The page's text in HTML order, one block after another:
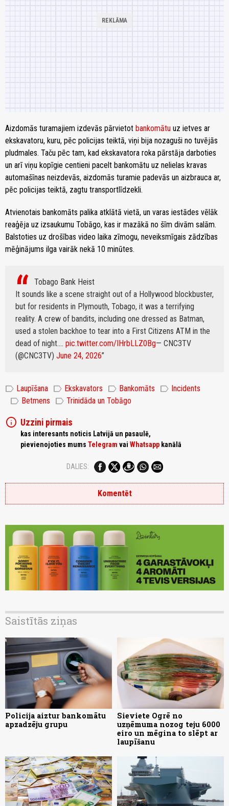
Aizdomās turamajiem izdevās pārvietot bankomātu uz ietves ar
ekskavatoru, kuru, pēc policijas teiktā, viņi bija nozaguši no tuvējās
pludmales. Taču pēc tam, kad ekskavatora roka pārstāja darboties
un arī viņu kopīgie centieni pacelt bankomātu uz nelielas kravas
automašīnas neizdevās, aizdomās turamie padevās un aizbrauca ar,
pēc policijas teiktā, zagtu transportlīdzekli.
Atvienotais bankomāts palika atklātā vietā, un varas iestādes vēlāk
reaģēja uz izsaukumu Tobāgo, kas ir mazākā no šīm divām salām.
Balstoties uz drošības video laika zīmogu, neveiksmīgais zādzības
mēģinājums ilga vairāk nekā 10 minūtes.
Tobago Bank Heist
It sounds like a scene straight out of a Hollywood blockbuster,
but for residents in Plymouth, Tobago, it was a terrifying
reality. A crew of bandits, including one dressed as Batman,
used a stolen backhoe to tear into a First Citizens ATM in the
dead of night.… pic.twitter.com/IHrbLLZ0Bg— CNC3TV
(@CNC3TV) June 24, 2026
label Laupīšana label Ekskavators label Bankomāts label Incidents
label Betmens label Trinidāda un Tobāgo
info Uzzini pirmais
kas interesants noticis Latvijā un pasaulē,
pievienojoties mums Telegram vai Whatsapp kanālā
DALIES:
Komentēt
Saistītās ziņas
Policija aiztur bankomātu
apzadzēju grupu
Sieviete Ogrē no
uzņēmuma nozog teju 6000
eiro un mēgina to slēpt ar
laupīšanu